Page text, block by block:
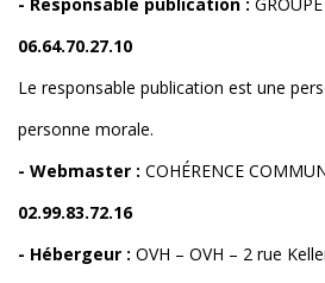
06.64.70.27.10
Le responsable publication est une
personne morale.
- Webmaster : COHÉRENCE
02.99.83.72.16
- Hébergeur : OVH – OVH – 2 rue